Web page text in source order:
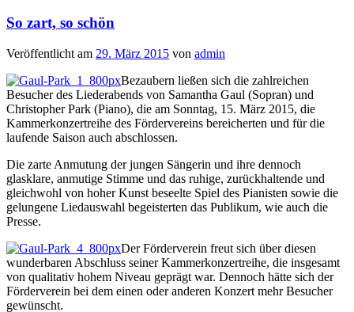
So zart, so schön
Veröffentlicht am 29. März 2015 von admin
Bezaubern ließen sich die zahlreichen
Besucher des Liederabends von Samantha Gaul (Sopran) und
Christopher Park (Piano), die am Sonntag, 15. März 2015, die
Kammerkonzertreihe des Fördervereins bereicherten und für die
laufende Saison auch abschlossen.
Die zarte Anmutung der jungen Sängerin und ihre dennoch
glasklare, anmutige Stimme und das ruhige, zurückhaltende und
gleichwohl von hoher Kunst beseelte Spiel des Pianisten sowie die
gelungene Liedauswahl begeisterten das Publikum, wie auch die
Presse.
Der Förderverein freut sich über diesen
wunderbaren Abschluss seiner Kammerkonzertreihe, die insgesamt
von qualitativ hohem Niveau geprägt war. Dennoch hätte sich der
Förderverein bei dem einen oder anderen Konzert mehr Besucher
gewünscht.